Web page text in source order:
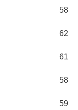
58
62
61
58
59